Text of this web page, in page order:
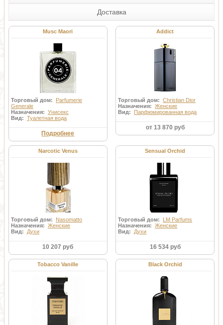
Доставка
Musc Maori
Торговый дом:
Parfumerie
Generale
Назначения: Унисекс
Вид: Туалетная вода
Подробнее
Addict
Торговый дом:Christian Dior
Назначения:Женские
Вид:
Парфюмированная вода
от 13 870 руб
Narcotic Venus
Торговый дом: Nasomatto
Назначения: Женские
Вид: Духи
10 207 руб
Sensual Orchid
Торговый дом:
LM Parfums
Назначения:Женские
Вид: Духи
16 534 руб
Tobacco Vanille Black Orchid